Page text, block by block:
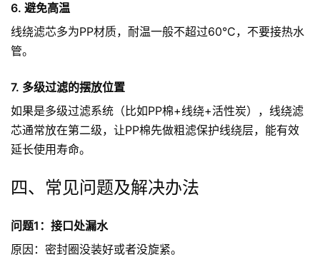
6. 避免高温
线绕滤芯多为PP材质，耐温一般不超过60°C，不要接热水
管。
7. 多级过滤的摆放位置
如果是多级过滤系统（比如PP棉+线绕+活性炭），线绕滤
芯通常放在第二级，让PP棉先做粗滤保护线绕层，能有效
延长使用寿命。
四、常见问题及解决办法
问题1：接口处漏水
原因：密封圈没装好或者没旋紧。